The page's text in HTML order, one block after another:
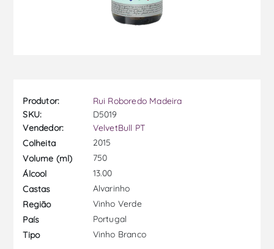
Produtor:
Rui Roboredo Madeira
SKU:
D5019
Vendedor:
VelvetBull PT
Colheita
2015
Volume (ml)
750
Álcool
13.00
Castas
Alvarinho
Região
Vinho Verde
País
Portugal
Tipo
Vinho Branco